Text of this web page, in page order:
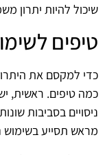
שיכול להיות יתרון
טיפים
כדי למקסם את
כמה טיפים. ראשית,
ניסויים בסביבות
מראש תסייע בשימוש